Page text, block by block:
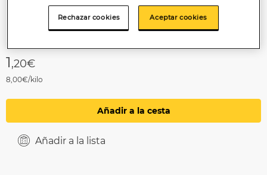
1,20€
8,00€/kilo
Añadir a la cesta
Añadir a la lista
Rechazar cookies Aceptar cookies